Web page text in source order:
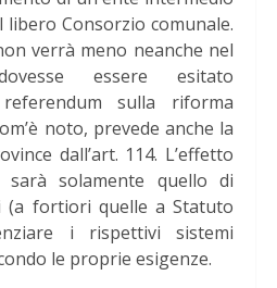
libero Consorzio comunale.
verrà meno neanche nel
essere esitato
sulla riforma
noto, prevede anche la
dall’art. 114. L’effetto
solamente quello di
(a fortiori quelle a Statuto
i rispettivi sistemi
le proprie esigenze.